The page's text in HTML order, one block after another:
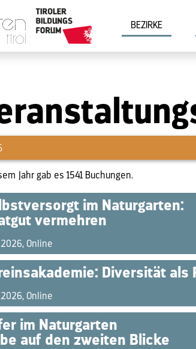
BEZIRKE
Jahr gab es 1541 Buchungen.
im Naturgarten:
vermehren
Online
Diversität als
Online
im Naturgarten
auf den zweiten Blicke